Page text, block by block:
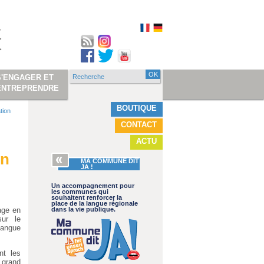
BOUTIQUE
CONTACT
ACTU
MA COMMUNE DIT
JA !
Un accompagnement pour
les communes qui
souhaitent renforcer la
place de la langue régionale
dans la vie publique.
en
le
les
ET
Formulaire de
Recherche